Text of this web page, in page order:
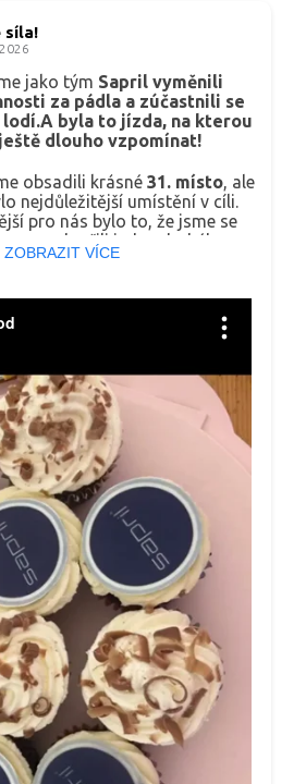
síla!
jako tým Sapril vyměnili
za pádla a zúčastnili se
lodí.A byla to jízda, na kterou
dlouho vzpomínat!
obsadili krásné 31. místo, ale
nejdůležitější umístění v cíli.
pro nás bylo to, že jsme se
podpořili jeden druhého a
energie, smíchu a skvělé
patří všem, kteří usedli do
o každý záběr pádlem, stejně
fandit a vytvořili nám z
podporu. Děkujeme také
které jsme společně sdíleli – i
celý den tu pravou týmovou
příchuť.
připomínají, že skutečná síla
pracovišti, ale především v
táhnou za jeden provaz.
A my jsme ji společně
ukázali. 💙
#VeVlněJeSíla
#SpoluJsmeSilnější
ZOBRAZIT VÍCE